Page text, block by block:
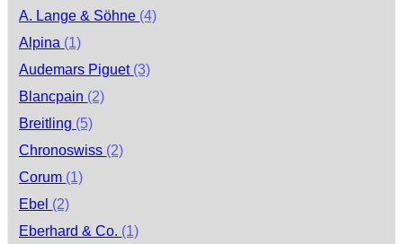
A. Lange & Söhne (4)
Alpina (1)
Audemars Piguet (3)
Blancpain (2)
Breitling (5)
Chronoswiss (2)
Corum (1)
Ebel (2)
Eberhard & Co. (1)